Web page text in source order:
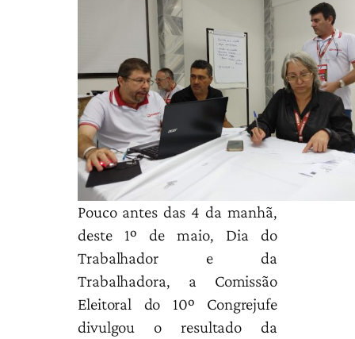
Pouco antes das 4 da manhã,
deste 1º de maio, Dia do
Trabalhador e da
Trabalhadora, a Comissão
Eleitoral do 10º Congrejufe
divulgou o resultado da